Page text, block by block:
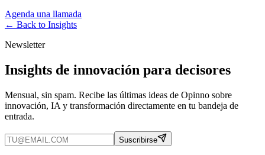
Agenda una llamada
← Back to Insights
Newsletter
Insights de innovación para decisores
Mensual, sin spam. Recibe las últimas ideas de Opinno sobre
innovación, IA y transformación directamente en tu bandeja de
entrada.
Suscribirse